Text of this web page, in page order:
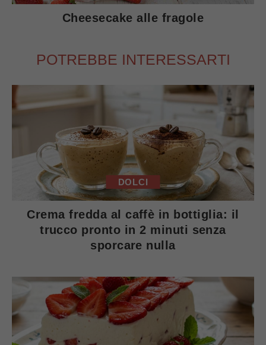
Cheesecake alle fragole
POTREBBE INTERESSARTI
DOLCI
Crema fredda al caffè in bottiglia: il
trucco pronto in 2 minuti senza
sporcare nulla